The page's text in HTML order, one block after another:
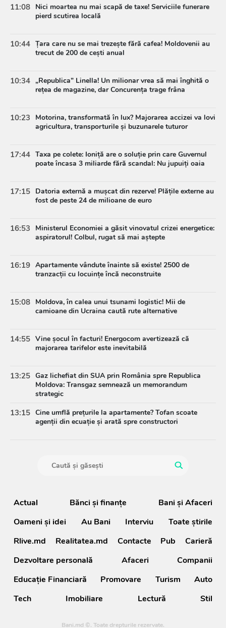
11:08 Nici moartea nu mai scapă de taxe! Serviciile funerare
pierd scutirea locală
10:44 Țara care nu se mai trezește fără cafea! Moldovenii au
trecut de 200 de cești anual
10:34 „Republica” Linella! Un milionar vrea să mai înghită o
rețea de magazine, dar Concurența trage frâna
10:23
Motorina, transformată în lux? Majorarea accizei va lovi
agricultura, transporturile și buzunarele tuturor
17:44 Taxa pe colete: Ioniță are o soluție prin care Guvernul
poate încasa 3 miliarde fără scandal: Nu jupuiți oaia
17:15 Datoria externă a mușcat din rezerve! Plățile externe au
fost de peste 24 de milioane de euro
16:53
Ministerul Economiei a găsit vinovatul crizei energetice:
aspiratorul! Colbul, rugat să mai aștepte
16:19 Apartamente vândute înainte să existe! 2500 de
tranzacții cu locuințe încă neconstruite
15:08 Moldova, în calea unui tsunami logistic! Mii de
camioane din Ucraina caută rute alternative
14:55 Vine șocul în facturi! Energocom avertizează că
majorarea tarifelor este inevitabilă
13:25 Gaz lichefiat din SUA prin România spre Republica
Moldova: Transgaz semnează un memorandum
strategic
13:15 Cine umflă prețurile la apartamente? Tofan scoate
agenții din ecuație și arată spre constructori
Actual Bănci şi finanţe
Bani și Afaceri
Oameni şi idei
Au Bani Interviu
Toate știrile
Rlive.md
Realitatea.md Contacte Pub
Carieră
Dezvoltare personală
Afaceri
Companii
Educație Financiară
Promovare Turism
Auto
Tech
Imobiliare Lectură Stil
Bani.md ©. Toate drepturile rezervate.